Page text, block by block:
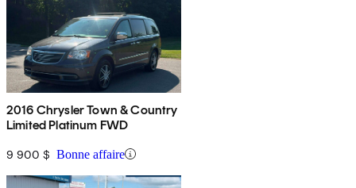
2016 Chrysler Town & Country
Limited Platinum FWD
9 900 $ Bonne affaire